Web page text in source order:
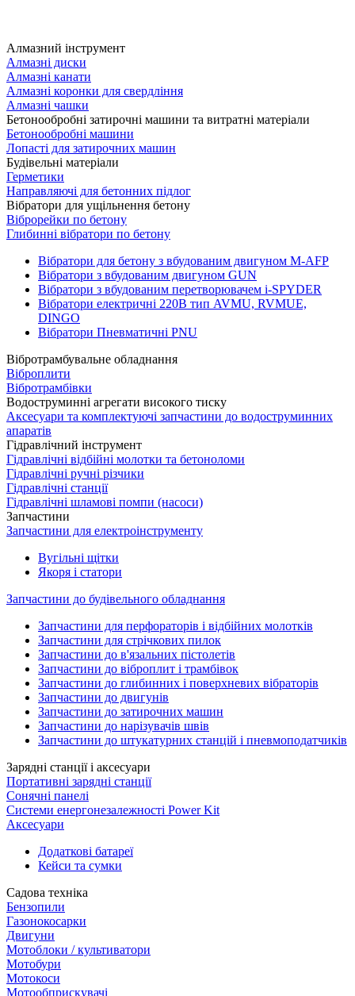
Алмазний інструмент
Алмазні диски
Алмазні канати
Алмазні коронки для свердління
Алмазні чашки
Бетонообробні затирочні машини та витратні матеріали
Бетонообробні машини
Лопасті для затирочних машин
Будівельні матеріали
Герметики
Направляючі для бетонних підлог
Вібратори для ущільнення бетону
Віброрейки по бетону
Глибинні вібратори по бетону
Вібратори для бетону з вбудованим двигуном M-AFP
Вібратори з вбудованим двигуном GUN
Вібратори з вбудованим перетворювачем i-SPYDER
Вібратори електричні 220B тип AVMU, RVMUE,
DINGO
Вібратори Пневматичні PNU
Вібротрамбувальне обладнання
Віброплити
Вібротрамбівки
Водоструминні агрегати високого тиску
Аксесуари та комплектуючі запчастини до водоструминних
апаратів
Гідравлічний інструмент
Гідравлічні відбійні молотки та бетоноломи
Гідравлічні ручні різчики
Гідравлічні станції
Гідравлічні шламові помпи (насоси)
Запчастини
Запчастини для електроінструменту
Вугільні щітки
Якоря і статори
Запчастини до будівельного обладнання
Запчастини для перфораторів і відбійних молотків
Запчастини для стрічкових пилок
Запчастини до в'язальних пістолетів
Запчастини до віброплит і трамбівок
Запчастини до глибинних і поверхневих вібраторів
Запчастини до двигунів
Запчастини до затирочних машин
Запчастини до нарізувачів швів
Запчастини до штукатурних станцій і пневмоподатчиків
Зарядні станції і аксесуари
Портативні зарядні станції
Сонячні панелі
Системи енергонезалежності Power Kit
Аксесуари
Додаткові батареї
Кейси та сумки
Садова техніка
Бензопили
Газонокосарки
Двигуни
Мотоблоки / культиватори
Мотобури
Мотокоси
Мотообприскувачі